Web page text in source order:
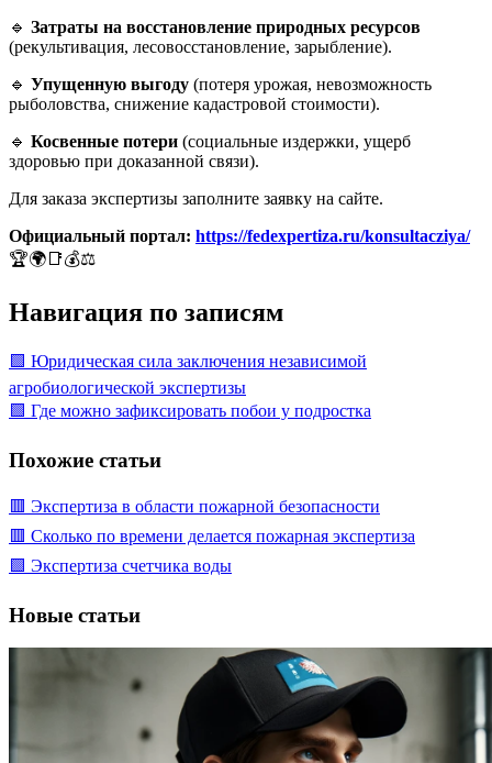
🔹 Затраты на восстановление природных ресурсов
(рекультивация, лесовосстановление, зарыбление).
🔹 Упущенную выгоду (потеря урожая, невозможность
рыболовства, снижение кадастровой стоимости).
🔹 Косвенные потери (социальные издержки, ущерб
здоровью при доказанной связи).
Для заказа экспертизы заполните заявку на сайте.
Официальный портал: https://fedexpertiza.ru/konsultacziya/
🏆🌍📑💰⚖️
Навигация по записям
🟩 Юридическая сила заключения независимой
агробиологической экспертизы
🟩 Где можно зафиксировать побои у подростка
Похожие статьи
🟥 Экспертиза в области пожарной безопасности
🟥 Сколько по времени делается пожарная экспертиза
🟩 Экспертиза счетчика воды
Новые статьи